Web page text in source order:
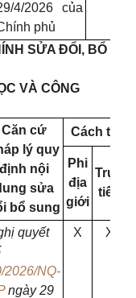
4/2026 của
phủ
SỬA ĐỔI, BỔ
VÀ CÔNG
Căn cứ
lý quy
định nội
sửa
bổ sung
Cách
Phi
địa
giới
Trực
tiếp
quyết
2026/NQ-
ngày 29
X X